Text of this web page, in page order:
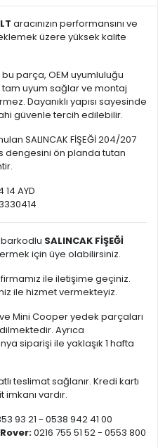
aracınızın performansını ve
üzere yüksek kalite
parça, OEM uyumluluğu
uyum sağlar ve montaj
Dayanıklı yapısı sayesinde
güvenle tercih edilebilir.
SALINCAK FİŞEĞİ 204/207
dengesini ön planda tutan
AYD
barkodlu SALINCAK FİŞEĞİ
için üye olabilirsiniz.
ile iletişime geçiniz.
ile hizmet vermekteyiz.
Mini Cooper yedek parçaları
Ayrıca
siparişi ile yaklaşık 1 hafta
teslimat sağlanır. Kredi kartı
vardır.
93 21 - 0538 942 41 00
0216 755 51 52 - 0553 800